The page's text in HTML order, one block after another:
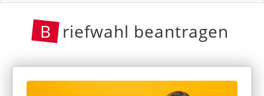
B riefwahl beantragen